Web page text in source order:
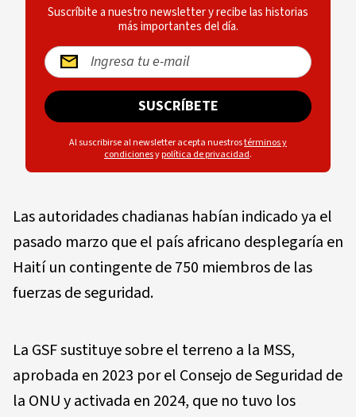
Suscríbite a nuestro newsletter y recibe las historias
más importantes del día.
SUSCRÍBETE
Al suscribirse al newsletter acepta nuestrostérminos y
condicionesypolítica de privacidad.
Las autoridades chadianas habían indicado ya el
pasado marzo que el país africano desplegaría en
Haití un contingente de 750 miembros de las
fuerzas de seguridad.
La GSF sustituye sobre el terreno a la MSS,
aprobada en 2023 por el Consejo de Seguridad de
la ONU y activada en 2024, que no tuvo los